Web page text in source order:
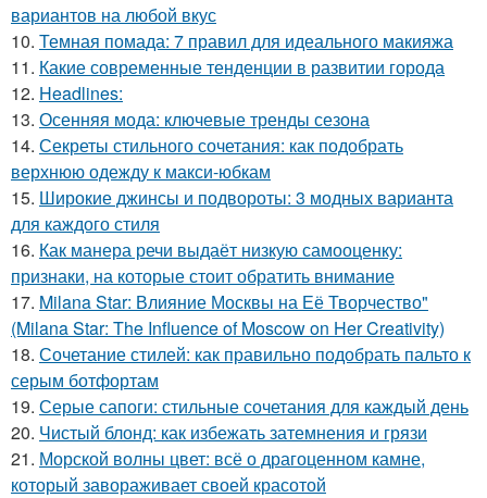
вариантов на любой вкус
10. Темная помада: 7 правил для идеального макияжа
11. Какие современные тенденции в развитии города
12. Headlines:
13. Осенняя мода: ключевые тренды сезона
14. Секреты стильного сочетания: как подобрать
верхнюю одежду к макси-юбкам
15. Широкие джинсы и подвороты: 3 модных варианта
для каждого стиля
16. Как манера речи выдаёт низкую самооценку:
признаки, на которые стоит обратить внимание
17. Milana Star: Влияние Москвы на Её Творчество"
(Milana Star: The Influence of Moscow on Her Creativity)
18. Сочетание стилей: как правильно подобрать пальто к
серым ботфортам
19. Серые сапоги: стильные сочетания для каждый день
20. Чистый блонд: как избежать затемнения и грязи
21. Морской волны цвет: всё о драгоценном камне,
который завораживает своей красотой